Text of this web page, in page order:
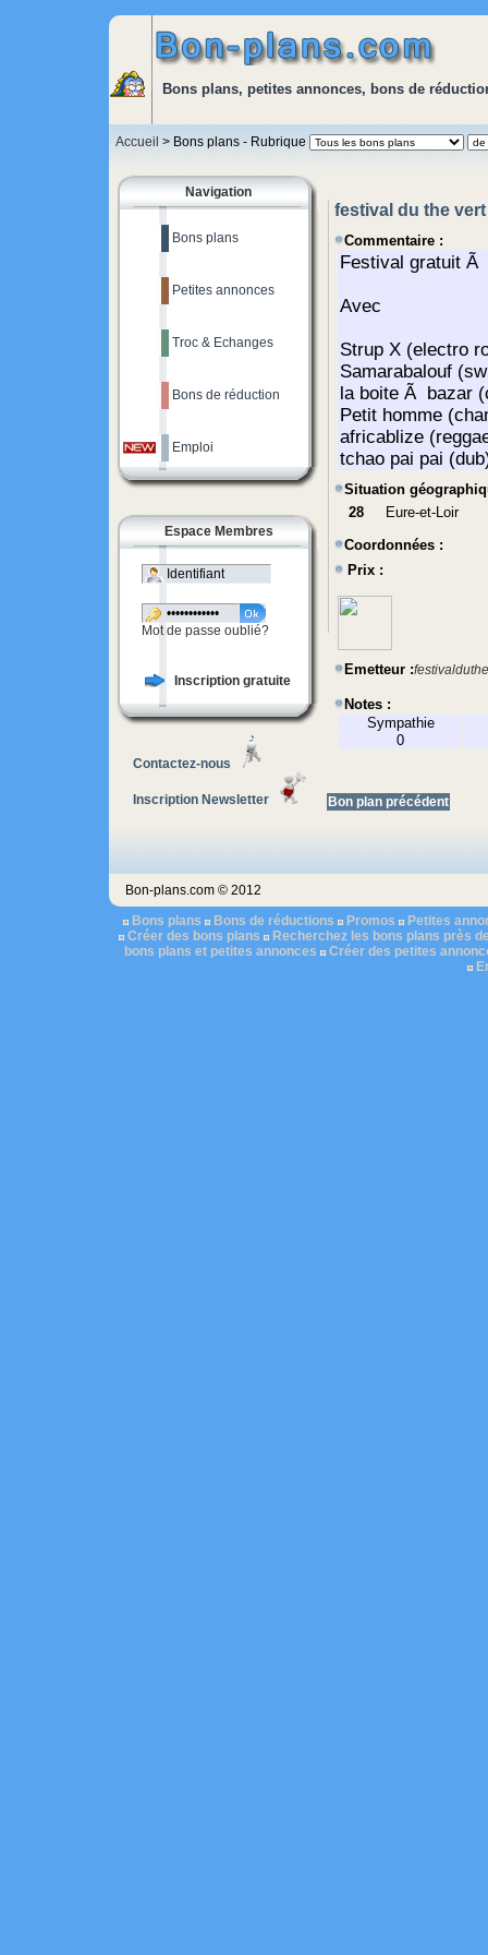
Bons plans, petites annonces, bons de
Accueil > Bons plans - Rubrique
Navigation
Bons plans
Petites annonces
Troc & Echanges
Bons de réduction
Emploi
Espace Membres
Mot de passe oublié?
Inscription gratuite
Contactez-nous
Inscription Newsletter
festival du the vert
Commentaire :
Situation
28
Eure-et-Loir
Coordonnées :
Prix :
Emetteur :
Notes :
Sympathie
0
Bon plan précédent
Bon-plans.com © 2012
Bons plans
Bons de réductions Promos
Petites
Créer des bons plans
Recherchez les bons plans près
bons plans et petites annonces
Créer des petites